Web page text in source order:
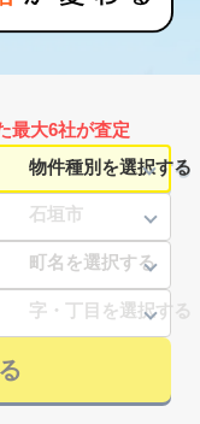
最大6社が査定